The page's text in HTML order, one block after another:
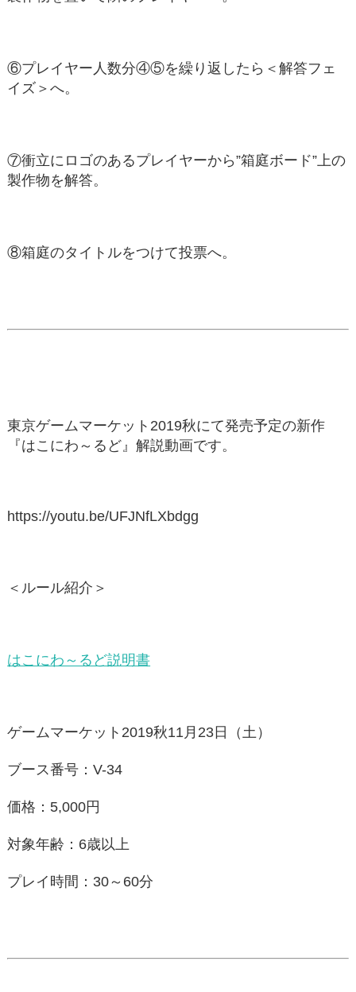
⑥プレイヤー人数分④⑤を繰り返したら＜解答フェ
イズ＞へ。
⑦衝立にロゴのあるプレイヤーから”箱庭ボード”上の
製作物を解答。
⑧箱庭のタイトルをつけて投票へ。
東京ゲームマーケット2019秋にて発売予定の新作
『はこにわ～るど』解説動画です。
https://youtu.be/UFJNfLXbdgg
＜ルール紹介＞
はこにわ～るど説明書
ゲームマーケット2019秋11月23日（土）
ブース番号：V-34
価格：5,000円
対象年齢：6歳以上
プレイ時間：30～60分